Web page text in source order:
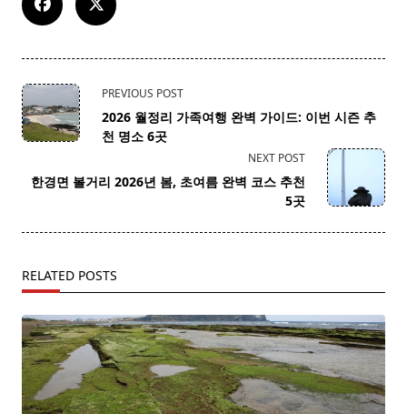
<span
class="nav-
subtitle
reader-
PREVIOUS POST
2026 월정리 가족여행 완벽 가이드: 이번 시즌 추
천 명소 6곳
NEXT POST
한경면 볼거리 2026년 봄, 초여름 완벽 코스 추천
5곳
RELATED POSTS